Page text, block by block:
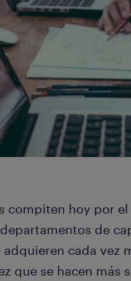
compiten hoy por
de
cada vez
que se hacen más